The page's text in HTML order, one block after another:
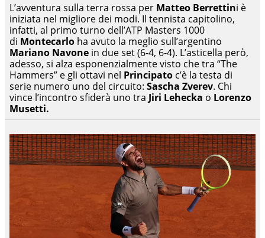
L’avventura sulla terra rossa per Matteo Berrettini è
iniziata nel migliore dei modi. Il tennista capitolino,
infatti, al primo turno dell’ATP Masters 1000
di Montecarlo ha avuto la meglio sull’argentino
Mariano Navone in due set (6-4, 6-4). L’asticella però,
adesso, si alza esponenzialmente visto che tra “The
Hammers” e gli ottavi nel Principato c’è la testa di
serie numero uno del circuito: Sascha Zverev. Chi
vince l’incontro sfiderà uno tra Jiri Lehecka o Lorenzo
Musetti.